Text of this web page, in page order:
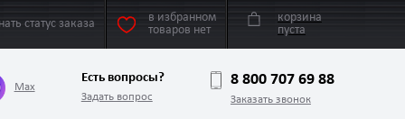
статус заказа
в избранном
товаров нет
корзина
пуста
Max
Есть вопросы?
Задать вопрос
8 800 707 69 88
Заказать звонок